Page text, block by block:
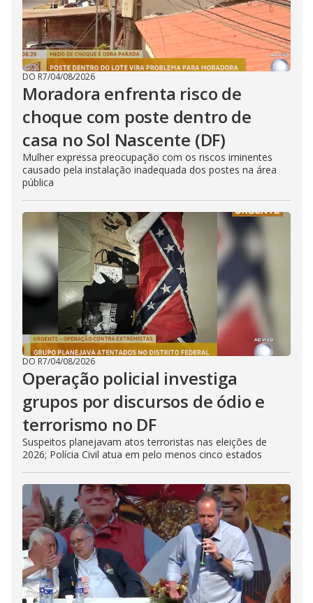
DO R7/04/08/2026
Moradora enfrenta risco de
choque com poste dentro de
casa no Sol Nascente (DF)
Mulher expressa preocupação com os riscos iminentes
causado pela instalação inadequada dos postes na área
pública
DO R7/04/08/2026
Operação policial investiga
grupos por discursos de ódio e
terrorismo no DF
Suspeitos planejavam atos terroristas nas eleições de
2026; Polícia Civil atua em pelo menos cinco estados